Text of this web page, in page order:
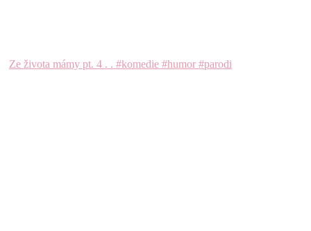
Ze života mámy pt. 4 . . #komedie #humor #parodi